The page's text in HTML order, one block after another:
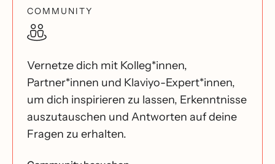
COMMUNITY
Vernetze dich mit Kolleg*innen,
Partner*innen und Klaviyo-Expert*innen,
um dich inspirieren zu lassen, Erkenntnisse
auszutauschen und Antworten auf deine
Fragen zu erhalten.